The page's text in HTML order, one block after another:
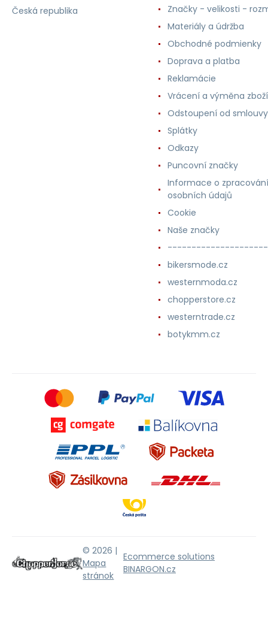
Česká republika
Značky - velikosti -
Materiály a údržba
Obchodné podmienky
Doprava a platba
Reklamácie
Vrácení a výměna zboží
Odstoupení od smlouvy
Splátky
Odkazy
Puncovní značky
Informace o zpracování
osobních údajů
Cookie
Naše značky
bikersmode.cz
westernmoda.cz
chopperstore.cz
westerntrade.cz
botykmm.cz
© 2026 |
Mapa
stránok
Ecommerce solutions
BINARGON.cz